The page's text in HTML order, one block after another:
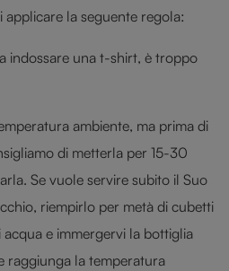
la seguente regola:
indossare una t-shirt, è troppo
ambiente, ma prima di
di metterla per 15-30
Se vuole servire subito il Suo
riempirlo per metà di cubetti
e immergervi la bottiglia
raggiunga la temperatura